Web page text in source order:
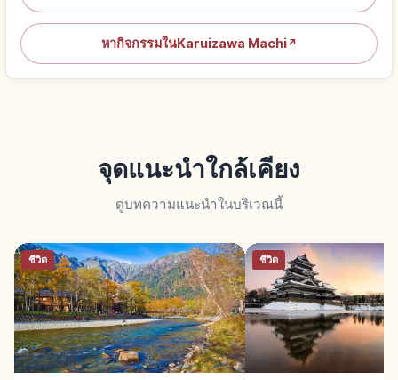
หากิจกรรมในKaruizawa Machi↗
จุดแนะนำใกล้เคียง
ดูบทความแนะนำในบริเวณนี้
ชีวิต ชีวิต